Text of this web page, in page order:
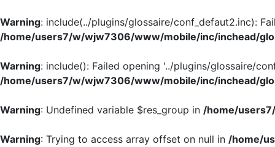
Warning: include(../plugins/glossaire/conf_defaut2.inc):
/home/users7/w/wjw7306/www/mobile/inc/inchead/
Warning: include(): Failed opening '../plugins/glossaire/
/home/users7/w/wjw7306/www/mobile/inc/inchead/
Warning: Undefined variable $res_group in /home/
Warning: Trying to access array offset on null in /home/